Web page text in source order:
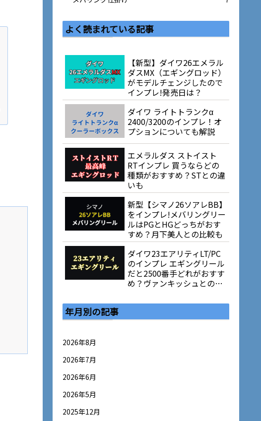
よく読まれている記事
【新型】ダイワ26エメラル
ダスMX（エギングロッド）
がモデルチェンジしたので
インプレ!発売日は？
ダイワ ライトトランクα
2400/3200のインプレ！オ
プションについても解説
エメラルダス ストイスト
RTインプレ 買うならどの
種類がおすすめ？STとの違
いも
新型【シマノ26ソアレBB】
をインプレ!メバリングリー
ルはPGとHGどっちがおす
すめ？月下美人との比較も
ダイワ23エアリティLT/PC
のインプレ エギングリール
だと2500番手どれがおすす
め？ヴァンキッシュとの比
年月別の記事
2026年8月
2026年7月
2026年6月
2026年5月
2025年12月